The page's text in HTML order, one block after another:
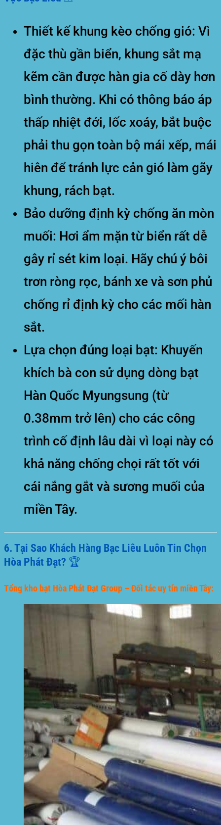
Thiết kế khung kèo chống gió: Vì
đặc thù gần biển, khung sắt mạ
kẽm cần được hàn gia cố dày hơn
bình thường. Khi có thông báo áp
thấp nhiệt đới, lốc xoáy, bắt buộc
phải thu gọn toàn bộ mái xếp, mái
hiên để tránh lực cản gió làm gãy
khung, rách bạt.
Bảo dưỡng định kỳ chống ăn mòn
muối: Hơi ẩm mặn từ biển rất dễ
gây rỉ sét kim loại. Hãy chú ý bôi
trơn ròng rọc, bánh xe và sơn phủ
chống rỉ định kỳ cho các mối hàn
sắt.
Lựa chọn đúng loại bạt: Khuyến
khích bà con sử dụng dòng bạt
Hàn Quốc Myungsung (từ
0.38mm trở lên) cho các công
trình cố định lâu dài vì loại này có
khả năng chống chọi rất tốt với
cái nắng gắt và sương muối của
miền Tây.
6. Tại Sao Khách Hàng Bạc Liêu Luôn Tin Chọn
Hòa Phát Đạt? 🏆
Tổng kho bạt Hòa Phát Đạt Group – Đối tác uy tín miền Tây: